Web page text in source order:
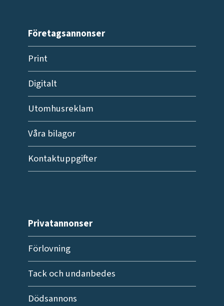
Företagsannonser
Print
Digitalt
Utomhusreklam
Våra bilagor
Kontaktuppgifter
Privatannonser
Förlovning
Tack och undanbedes
Dödsannons